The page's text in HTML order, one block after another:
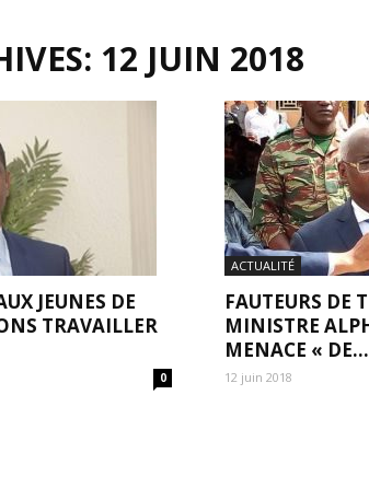
12 JUIN 2018
JEUNES DE
TRAVAILLER
0
ACTUALITÉ
FAUTEURS DE
MINISTRE
MENACE « DE...
12 juin 2018